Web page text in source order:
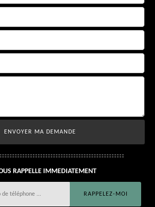
RAPPELLE IMMEDIATEMENT